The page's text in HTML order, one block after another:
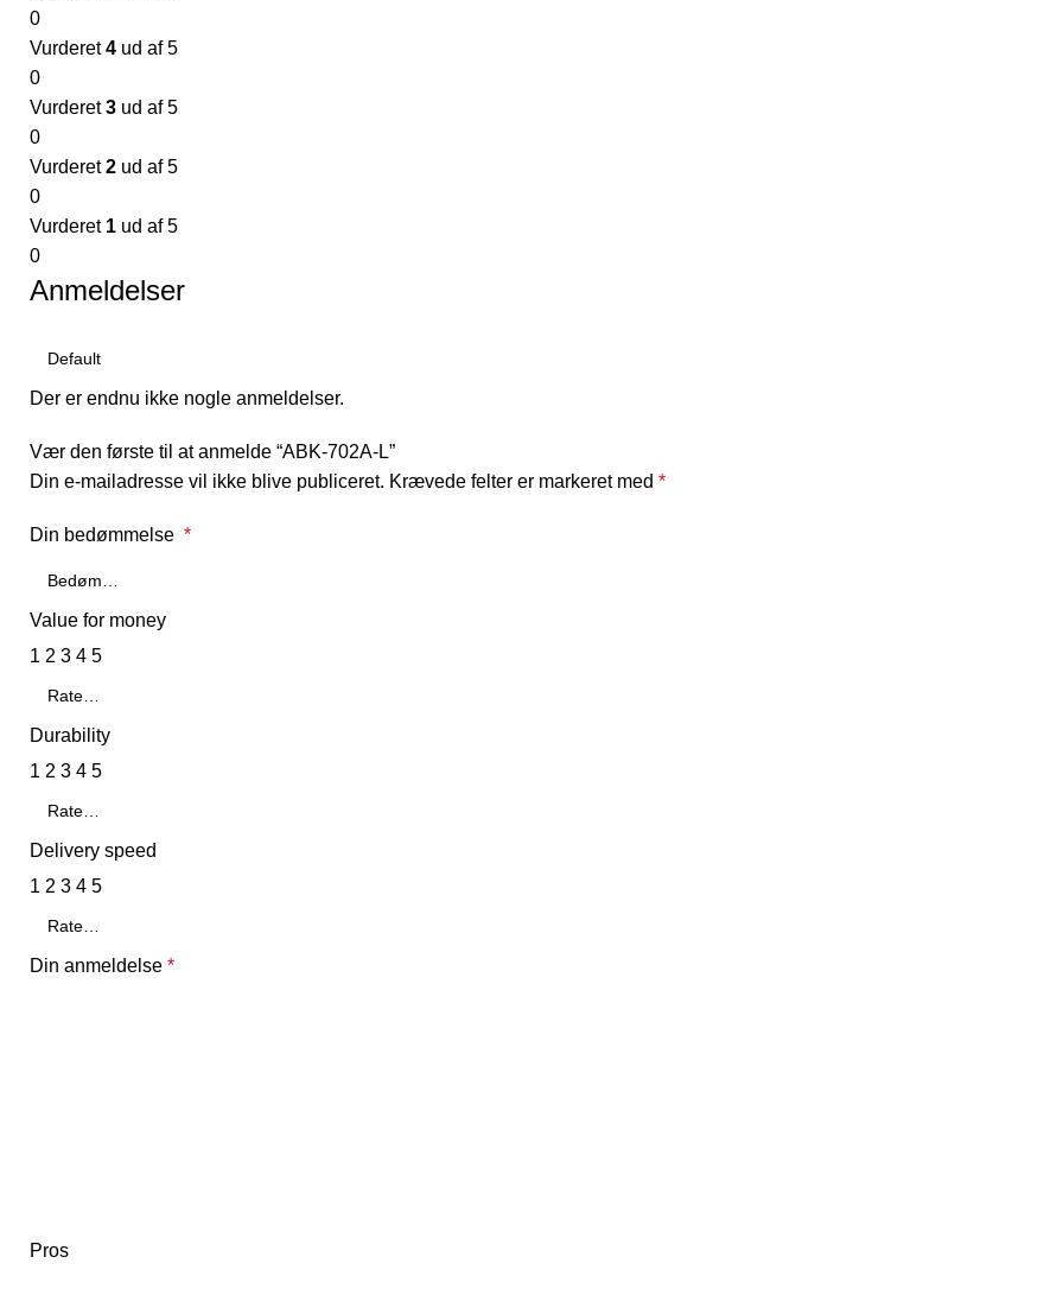
0
Vurderet4 ud af 5
0
Vurderet3 ud af 5
0
Vurderet2 ud af 5
0
Vurderet 1 ud af 5
0
Anmeldelser
Der er endnu ikke nogle anmeldelser.
Vær den første til at anmelde “ABK-702A-L”
Din e-mailadresse vil ikke blive publiceret. Krævede felter er markeret med *
Din bedømmelse *
Value for money
1 2 3 4 5
Durability
1 2 3 4 5
Delivery speed
1 2 3 4 5
Din anmeldelse *
Pros